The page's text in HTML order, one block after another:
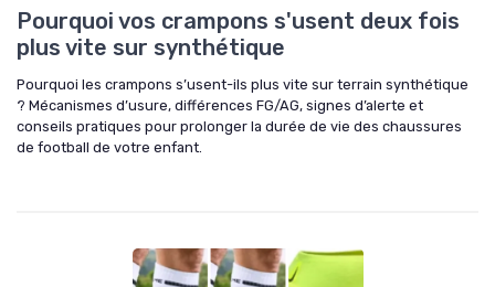
Pourquoi vos crampons s'usent deux fois
plus vite sur synthétique
Pourquoi les crampons s’usent-ils plus vite sur terrain synthétique
? Mécanismes d’usure, différences FG/AG, signes d’alerte et
conseils pratiques pour prolonger la durée de vie des chaussures
de football de votre enfant.